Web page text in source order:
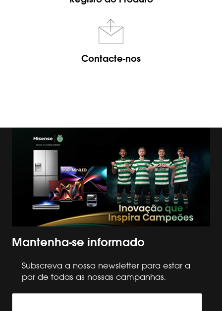
Contacte-nos
Mantenha-se informado
Subscreva a nossa newsletter para estar a
par de todas as nossas campanhas.